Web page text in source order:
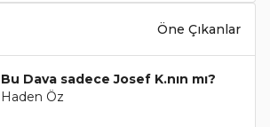
Öne Çıkanlar
Bu Dava sadece Josef K.nın mı?
Haden Öz